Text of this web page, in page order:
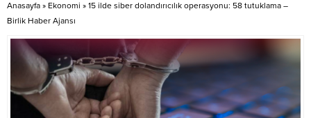
Anasayfa » Ekonomi » 15 ilde siber dolandırıcılık operasyonu: 58 tutuklama –
Birlik Haber Ajansı